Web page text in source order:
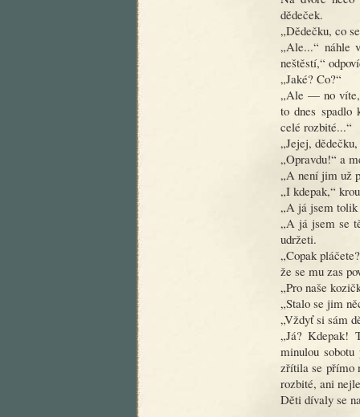
dědeček.
„Dědečku, co
„Ale...“ náhle
neštěstí,“
„Jaké? Co?“
„Ale — no víte,
to dnes spadlo
celé rozbité...“
„Jejej,
„Opravdu!“ a
„A není jim už
„I kdepak,“
„A já jsem tolik
„A já jsem se
udržeti.
„Copak
že se mu zas
„Pro naše
„Stalo se jim
„Vždyť si sám
„Já? Kdepak!
minulou
zřítila se přímo
rozbité, ani
Děti dívaly se